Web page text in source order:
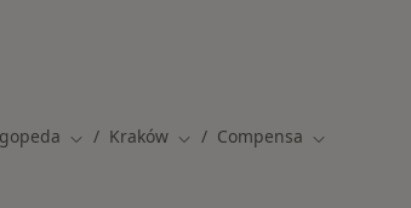
Zmień miasto
Kraków Zmień miasto
Compensa Zmień miasto